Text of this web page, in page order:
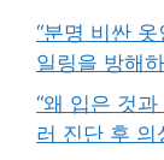
“분명 비싼
일링을 방해
“왜 입은 것
러 진단 후 의